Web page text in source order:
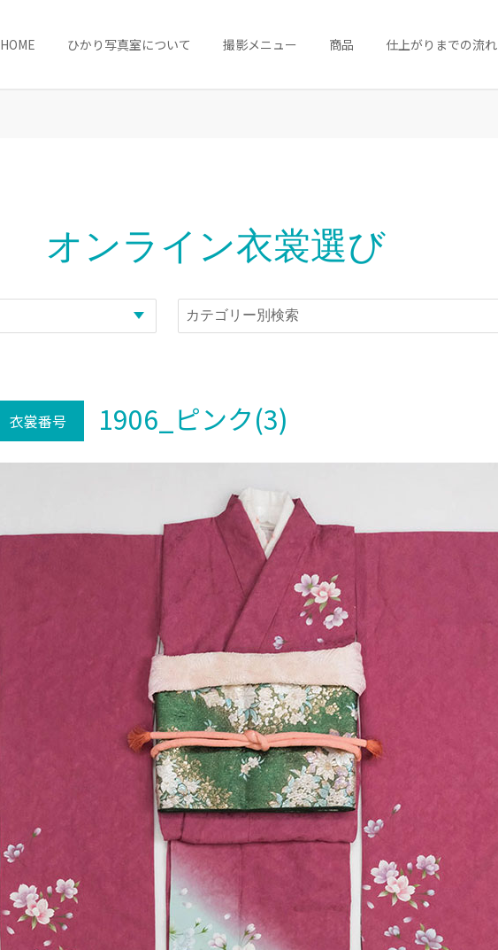
HOME ひかり写真室について 撮影メニュー 商品 仕上がりまでの流れ
オンライン衣裳選び
衣裳番号 1906_ピンク(3)